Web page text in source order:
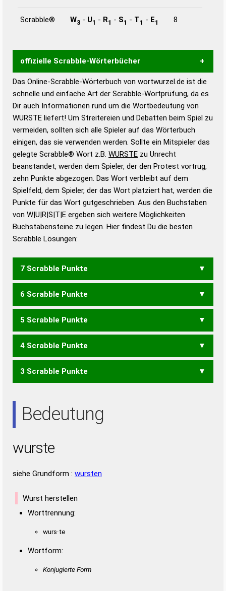
Scrabble® W3 - U1 - R1 - S1 - T1 - E1 8
offizielle Scrabble-Wörterbücher
Wortwurzel liefert mit Hilfe eines semantischen
Wortanalyse-Algorithmus gute Anhaltspunkte zu
Wortbedeutung, Worttrennung und Wortform, um die
Gültigkeit eines Wortes für das Scrabble-Spiel zu
bestimmen!
zugelassene Turnier Scrabble-
Wörterbücher sind:
Duden – Standardwerk in 12 Bänden
Duden – Richtiges und gutes
Deutsch
Duden – Die deutsche Grammatik
Duden – Deutsches
Das Online-Scrabble-Wörterbuch von wortwurzel.de ist die
schnelle und einfache Art der Scrabble-Wortprüfung, da es
Dir auch Informationen rund um die Wortbedeutung von
WURSTE liefert! Um Streitereien und Debatten beim Spiel zu
vermeiden, sollten sich alle Spieler auf das Wörterbuch
einigen, das sie verwenden werden. Sollte ein Mitspieler das
gelegte Scrabble® Wort z.B. WURSTE zu Unrecht
beanstandet, werden dem Spieler, der den Protest vortrug,
zehn Punkte abgezogen. Das Wort verbleibt auf dem
Spielfeld, dem Spieler, der das Wort platziert hat, werden die
Punkte für das Wort gutgeschrieben. Aus den Buchstaben
von W|U|R|S|T|E ergeben sich weitere Möglichkeiten
Buchstabensteine zu legen. Hier findest Du die besten
Scrabble Lösungen:
7 Scrabble Punkte
WERST WERTS
6 Scrabble Punkte
UWES WERT WEST WURT
5 Scrabble Punkte
EWS RWE UWE WER
SURET SURTE
4 Scrabble Punkte
ERST REST REUT RUTE
URES USER UTES
3 Scrabble Punkte
Bedeutung
wurste
siehe Grundform : wursten
Wurst herstellen
Worttrennung:
wurs·te
Wortform:
Konjugierte Form